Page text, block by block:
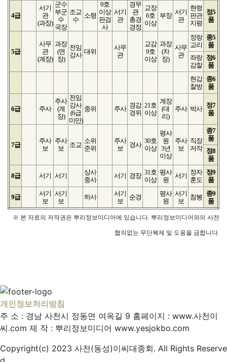
4급
서기
관
(과장)
군수
부군
수
국장
조교
수
소령
9호
이상
판검
사
서기
관
경무
관
총경
경정
교장
6호
이상
부장 서기
관
현령
판관
지평
정5
품
5급
사무
관
(계장)
과장
(면
장)
전임
강사 대위
사무
관
교감
9호
이상
과장
(차
장)
사무
관
정랑
교리
종5
품
좌랑
감찰
정6
품
현감
찰방
종6
품
6급 주사
주사
(계
장)
전임
강사
(6급
미만)
중위 주사 경감
경위
21호
이상
계장
(대
리)
주사 박사
정7
품
7급
주사
보
주사
보
조교
소위
준위
주사
보
경사
30호
이상
평사
원
3년
이상
주사
보
직장
저작
종7
품
정8
품
8급 서기 서기
상사
중사
서기 경장 31호
이상
평사
원
서기 정자
훈도
정9
품
9급
서기
보
서기
보
하사
서기
보
순경
평사
원
서기
보
참봉
종9
품
※ 본 자료의 저작권은 뿌리정보미디어에 있습니다. 뿌리정보미디어와의 사전
협의없는 무단복제 및 도용을 금합니다.
개인정보처리방침
주 소 : 경남 사천시 정동면 여옥길 9 홈페이지 : www.사천이
씨.com 제 작 : 뿌리정보미디어 www.yesjokbo.com
Copyright(c) 2023 사천(동성)이씨대종회. All Rights Reserve